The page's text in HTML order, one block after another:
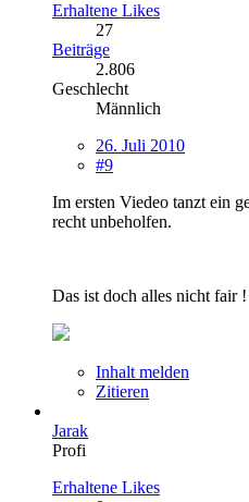
Erhaltene Likes
27
Beiträge
2.806
Geschlecht
Männlich
26. Juli 2010
#9
Im ersten Viedeo tanzt ein
recht unbeholfen.
Das ist doch alles nicht fair !
Inhalt melden
Zitieren
Jarak
Profi
Erhaltene Likes